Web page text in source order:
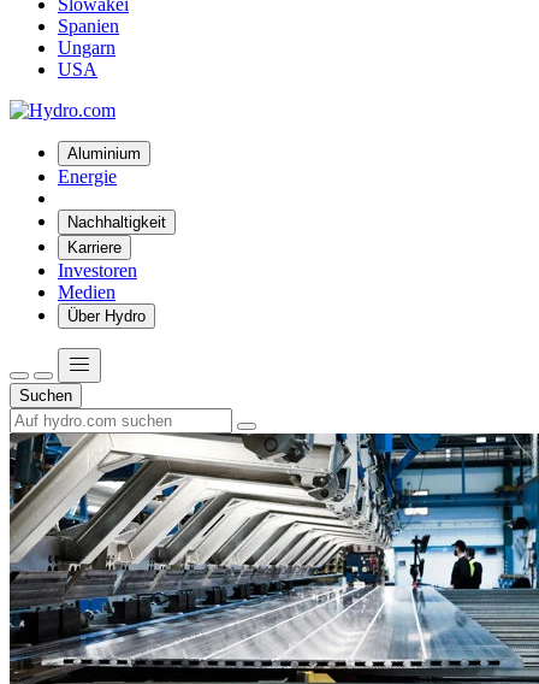
Slowakei
Spanien
Ungarn
USA
Aluminium
Energie
Nachhaltigkeit
Karriere
Investoren
Medien
Über Hydro
Suchen